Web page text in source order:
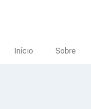
Início Sobre